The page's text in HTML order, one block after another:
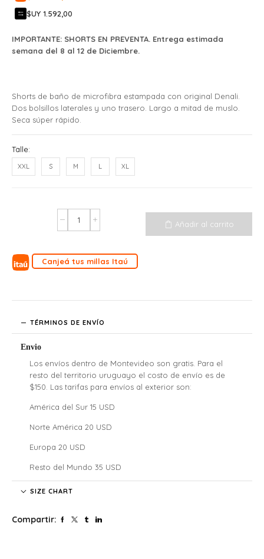
$UY 1.592,00
IMPORTANTE: SHORTS EN PREVENTA. Entrega estimada
semana del 8 al 12 de Diciembre.
Shorts de baño de microfibra estampada con original Denali.
Dos bolsillos laterales y uno trasero. Largo a mitad de muslo.
Seca súper rápido.
Talle:
XXL S M L XL
Añadir al carrito
Canjeá tus millas Itaú
TÉRMINOS DE ENVÍO
Envio
Los envíos dentro de Montevideo son gratis. Para el
resto del territorio uruguayo el costo de envío es de
$150. Las tarifas para envíos al exterior son:
América del Sur 15 USD
Norte América 20 USD
Europa 20 USD
Resto del Mundo 35 USD
Denali no se hace responsable por las regulaciones
responsables por los costos y atrasos que estos puedan
SIZE CHART
Compartir: